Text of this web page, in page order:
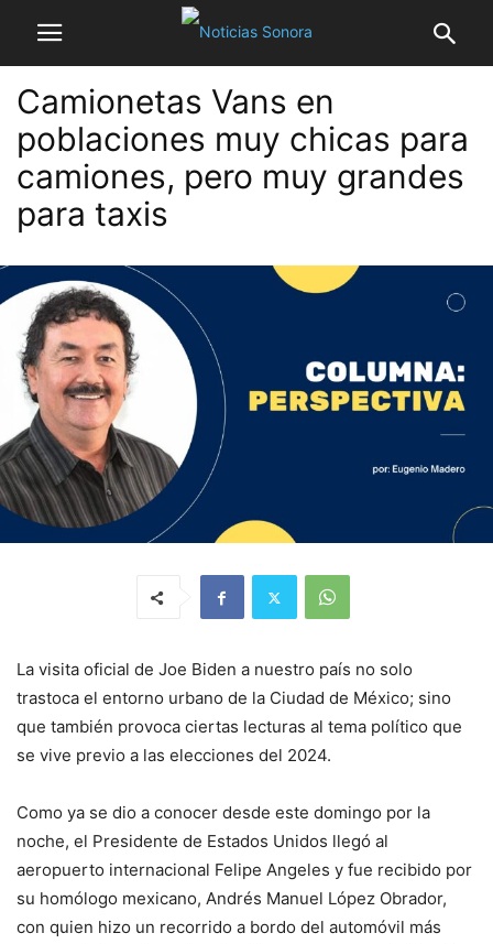
Camionetas Vans en
poblaciones muy chicas para
camiones, pero muy grandes
para taxis
La visita oficial de Joe Biden a nuestro país no solo
trastoca el entorno urbano de la Ciudad de México; sino
que también provoca ciertas lecturas al tema político que
se vive previo a las elecciones del 2024.
Como ya se dio a conocer desde este domingo por la
noche, el Presidente de Estados Unidos llegó al
aeropuerto internacional Felipe Angeles y fue recibido por
su homólogo mexicano, Andrés Manuel López Obrador,
con quien hizo un recorrido a bordo del automóvil más